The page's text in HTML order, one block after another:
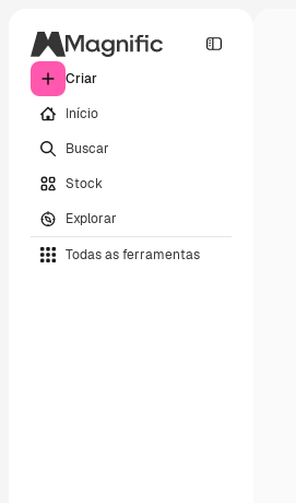
Criar
Início
Buscar
Stock
Explorar
Todas as ferramentas